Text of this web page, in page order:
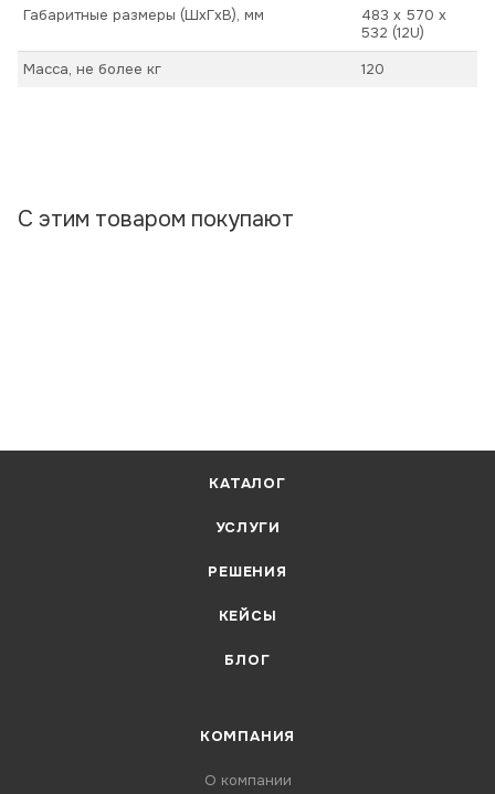
Габаритные размеры (ШхГхВ), мм
483 х 570 х
532 (12U)
Масса, не более кг
120
С этим товаром покупают
КАТАЛОГ
УСЛУГИ
РЕШЕНИЯ
КЕЙСЫ
БЛОГ
КОМПАНИЯ
О компании